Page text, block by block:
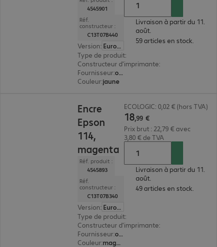
4545901
Réf.
constructeur :
C13T07B440
Version:
Europe
Type de produit:
Constructeur d'imprimante:
Fournisseur: original
Couleur:jaune
Livraison à partir du 11.
août.
59 articles en stock.
Encre
Epson
114,
magenta
Réf. produit :
4545893
Réf.
constructeur :
C13T07B340
Version:
Europe
Type de produit:
Constructeur d'imprimante:
Fournisseur: original
Couleur: magenta
ECOLOGIC: 0,02 € (hors TVA)
18,99 €
Prix brut : 22,79 € avec
3,80 € de TVA
Livraison à partir du 11.
août.
49 articles en stock.